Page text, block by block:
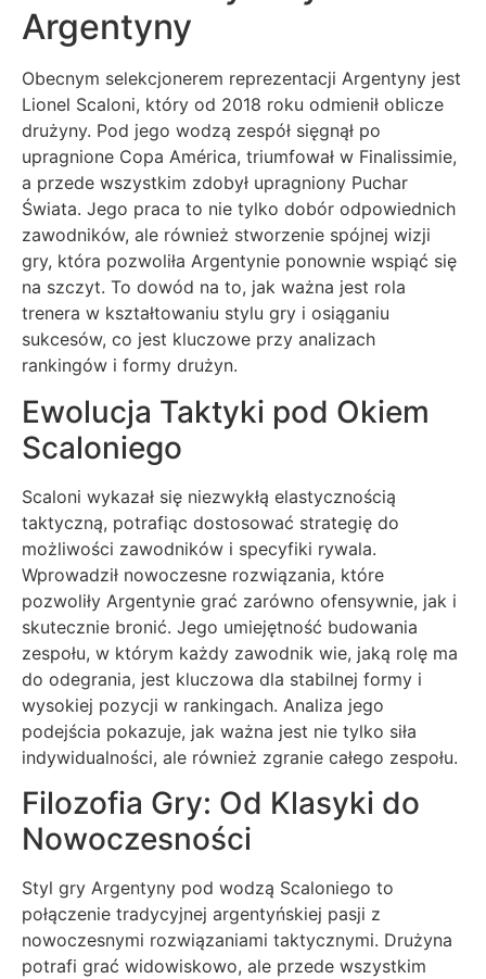
Argentyny
Obecnym selekcjonerem reprezentacji Argentyny jest
Lionel Scaloni, który od 2018 roku odmienił oblicze
drużyny. Pod jego wodzą zespół sięgnął po
upragnione Copa América, triumfował w Finalissimie,
a przede wszystkim zdobył upragniony Puchar
Świata. Jego praca to nie tylko dobór odpowiednich
zawodników, ale również stworzenie spójnej wizji
gry, która pozwoliła Argentynie ponownie wspiąć się
na szczyt. To dowód na to, jak ważna jest rola
trenera w kształtowaniu stylu gry i osiąganiu
sukcesów, co jest kluczowe przy analizach
rankingów i formy drużyn.
Ewolucja Taktyki pod Okiem
Scaloniego
Scaloni wykazał się niezwykłą elastycznością
taktyczną, potrafiąc dostosować strategię do
możliwości zawodników i specyfiki rywala.
Wprowadził nowoczesne rozwiązania, które
pozwoliły Argentynie grać zarówno ofensywnie, jak i
skutecznie bronić. Jego umiejętność budowania
zespołu, w którym każdy zawodnik wie, jaką rolę ma
do odegrania, jest kluczowa dla stabilnej formy i
wysokiej pozycji w rankingach. Analiza jego
podejścia pokazuje, jak ważna jest nie tylko siła
indywidualności, ale również zgranie całego zespołu.
Filozofia Gry: Od Klasyki do
Nowoczesności
Styl gry Argentyny pod wodzą Scaloniego to
połączenie tradycyjnej argentyńskiej pasji z
nowoczesnymi rozwiązaniami taktycznymi. Drużyna
potrafi grać widowiskowo, ale przede wszystkim